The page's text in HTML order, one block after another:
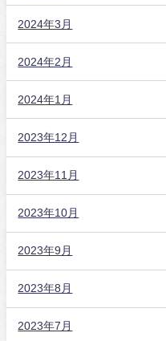
2024年3月
2024年2月
2024年1月
2023年12月
2023年11月
2023年10月
2023年9月
2023年8月
2023年7月